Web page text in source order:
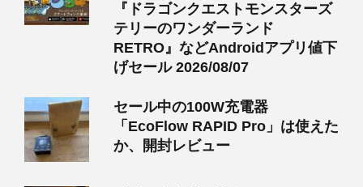
『ドラゴンクエストモンスターズ
テリーのワンダーランド
RETRO』などAndroidアプリ値下
げセール 2026/08/07
セール中の100W充電器
「EcoFlow RAPID Pro」は使えた
か、開封レビュー